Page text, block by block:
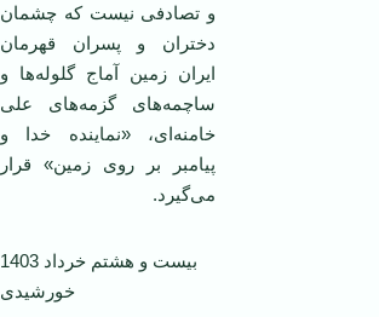
و تصادفی نیست که چشمان
دختران و پسران قهرمان
ایران زمین آماج گلوله‌ها و
ساچمه‌های گزمه‌های علی
خامنه‌ای، «نماینده خدا و
پیامبر بر روی زمین» قرار
می‌گیرد.
بیست و هشتم خرداد 1403
خورشیدی